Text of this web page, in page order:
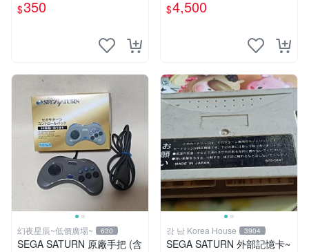
$350 $4,500
幻夜星辰~低價廣場~ 630
SEGA SATURN 原廠手把 (含
강 남 Korea House 3904
SEGA SATURN 外部記憶卡~